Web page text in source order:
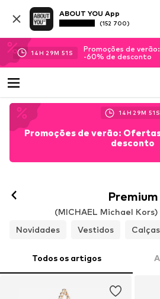
ABOUT YOU App
(152 700)
14H 29M 49 S
Promoções de
-60% de desconto
14H 29M 49S
Promoções de verão:
desconto
Premium
(MICHAEL Michael
Novidades
Vestidos
Todos os artigos